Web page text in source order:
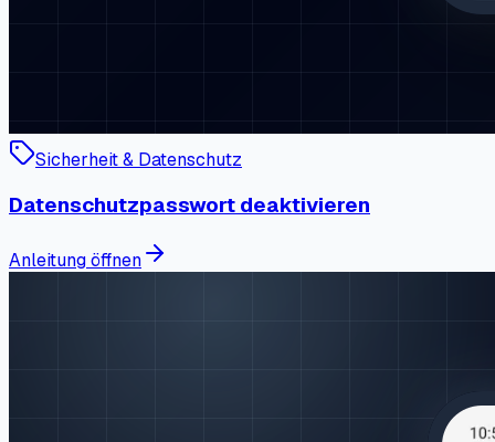
Sicherheit & Datenschutz
Datenschutzpasswort deaktivieren
Anleitung öffnen